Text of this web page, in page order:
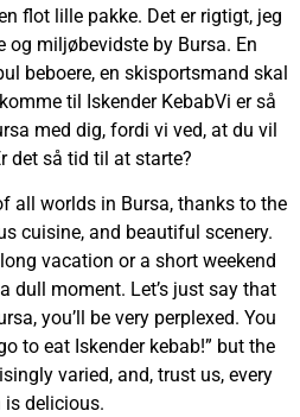
flot lille pakke. Det er rigtigt, jeg
og miljøbevidste by Bursa. En
beboere, en skisportsmand skal
til Iskender KebabVi er så
med dig, fordi vi ved, at du vil
det så tid til at starte?
all worlds in Bursa, thanks to the
cuisine, and beautiful scenery.
vacation or a short weekend
dull moment. Let’s just say that
you’ll be very perplexed. You
to eat Iskender kebab!” but the
varied, and, trust us, every
is delicious.